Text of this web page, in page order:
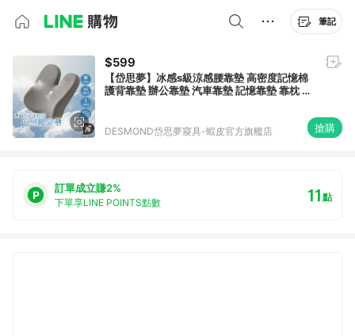
筆記
$599
【岱思夢】冰感s級涼感腰靠墊 高密度記憶棉
護背靠墊 辦公靠墊 汽車靠墊 記憶靠墊 靠枕 電
DESMOND岱思夢寢具-蝦皮官方旗艦店 搶購
訂單成立賺2%
下單享LINE POINTS點數 11點